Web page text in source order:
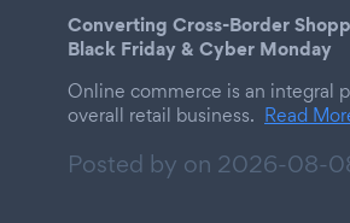
Converting Cross-Border
Black Friday & Cyber Monday
Online commerce is an integral
overall retail business. Read
Posted by on 2026-08-